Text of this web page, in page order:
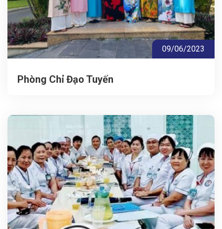
09/06/2023
Phòng Chỉ Đạo Tuyến